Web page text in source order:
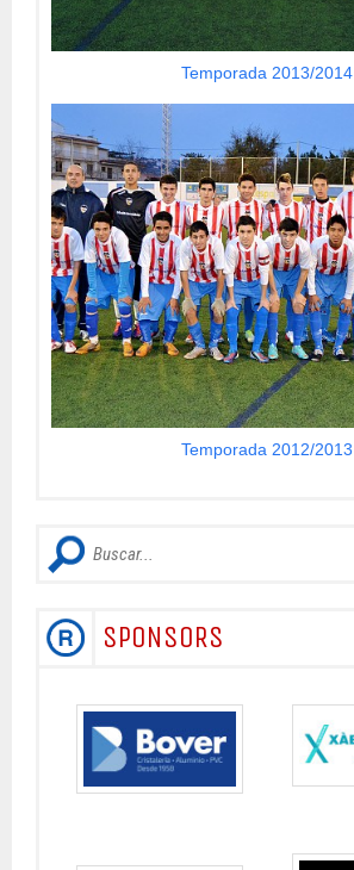
Temporada 2013/2014
Temporada 2012/2013
SPONSORS